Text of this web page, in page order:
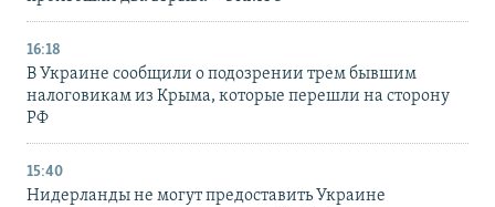
16:18
В Украине сообщили о подозрении трем бывшим
налоговикам из Крыма, которые перешли на сторону
РФ
15:40
Нидерланды не могут предоставить Украине